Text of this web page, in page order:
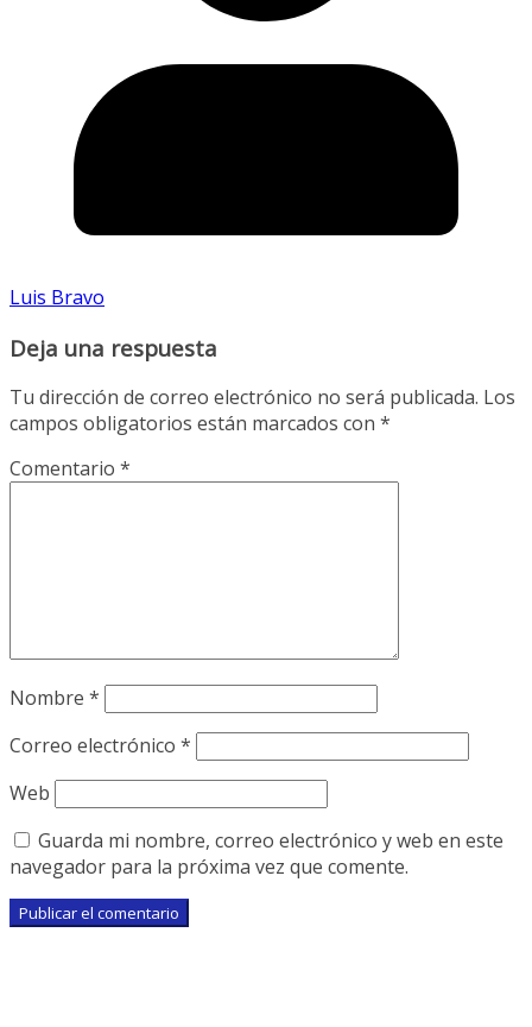
Luis Bravo
Deja una respuesta
Tu dirección de correo electrónico no será publicada. Los
campos obligatorios están marcados con *
Comentario *
Nombre *
Correo electrónico *
Web
Guarda mi nombre, correo electrónico y web en este
navegador para la próxima vez que comente.